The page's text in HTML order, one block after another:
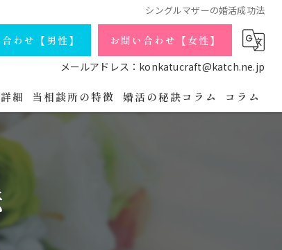
シングルマザーの婚活成功法
わせ【男性】
お問い合わせ【女性】
メールアドレス：konkatucraft@katch.ne.jp
の詳細
細
データ
パーティの流れ
イバシーポリシー
当相談所の特徴
アラフォー
婚活の秘訣コラム コラム